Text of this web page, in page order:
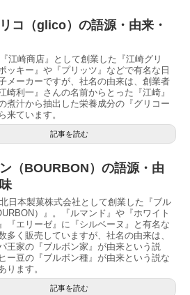
コ（glico）の語源・由来・
江崎商店』として創業した『江崎グリ
ッキー』や『プリッツ』などで有名な日
メーカーですが、社名の由来は、創業者
崎利一』さんの名前からとった『江崎』
煮汁から抽出した栄養成分の『グリコー
来ています。
記事を読む
（BOURBON）の語源・由
日本製菓株式会社として創業した『ブル
）』。『ルマンド』や『ホワイト
『エリーゼ』に『シルベーヌ』と有名な
多く販売していますが、社名の由来は、
王家の『ブルボン家』が由来という説
ー豆の『ブルボン種』が由来という説な
ります。
記事を読む